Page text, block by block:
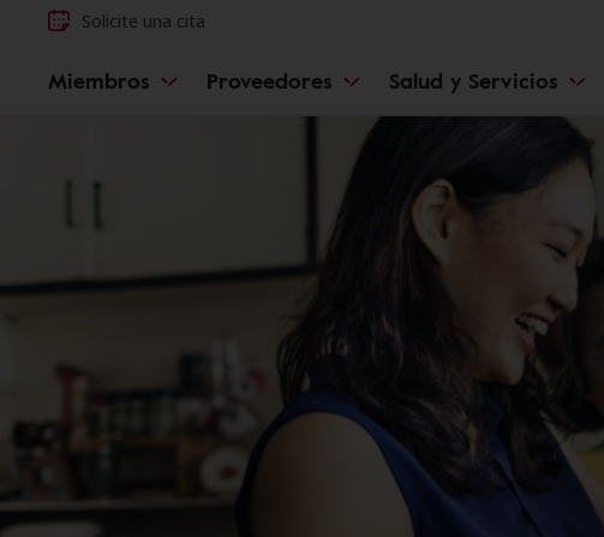
Solicite una cita
Miembros Proveedores Salud y Servicios